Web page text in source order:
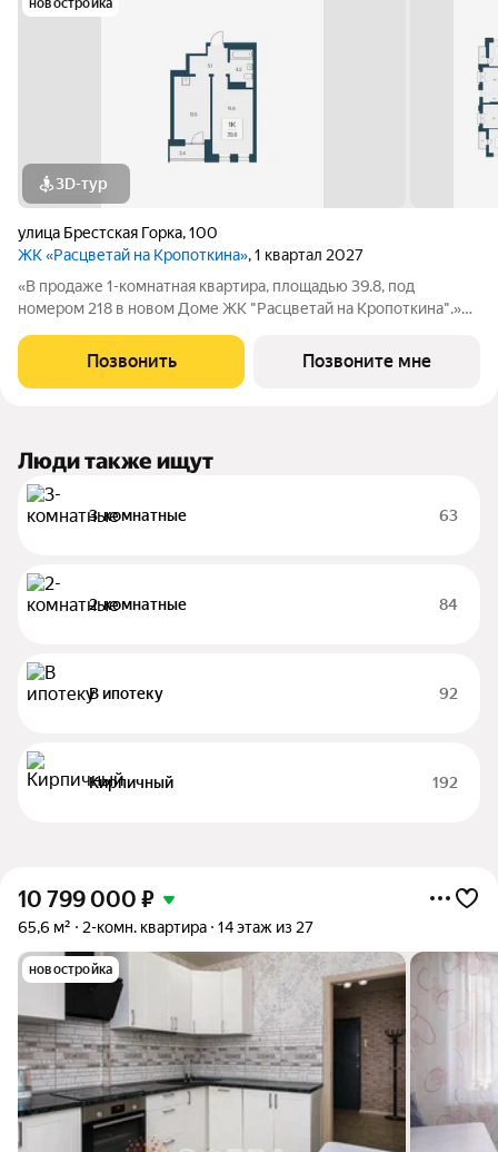
новостройка
3D-тур
улица Брестская Горка,100
ЖК «Расцветай на Кропоткина», 1 квартал 2027
«В продаже 1-комнатная квартира, площадью 39.8, под
номером 218 в новом Доме ЖК "Расцветай на Кропоткина".»
«Ельцовского парка» в 10 минутах от Красного проспекта.
Проект выделяется своей
Позвонить Позвоните мне
Люди также ищут
3-комнатные 63
2-комнатные 84
В ипотеку 92
Кирпичный 192
10 799 000 ₽
65,6 м² 2-комн. квартира 14 этаж из 27
новостройка